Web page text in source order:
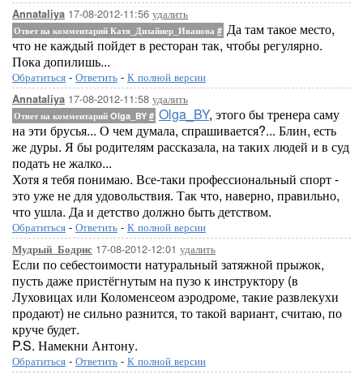
Annataliya 17-08-2012-11:56 удалить
Ответ на комментарий Катя_Дизайнер_Иванова # Да там такое место,
что не каждый пойдет в ресторан так, чтобы регулярно.
Пока допилишь...
Обратиться - Ответить - К полной версии
Annataliya 17-08-2012-11:58 удалить
Ответ на комментарий Olga_BY # Olga_BY, этого бы тренера саму
на эти брусья... О чем думала, спрашивается?... Блин, есть
же дуры. Я бы родителям рассказала, на таких людей и в суд
подать не жалко...
Хотя я тебя понимаю. Все-таки профессиональный спорт -
это уже не для удовольствия. Так что, наверно, правильно,
что ушла. Да и детство должно быть детством.
Обратиться - Ответить - К полной версии
Мудрый_Бодрис 17-08-2012-12:01 удалить
Если по себестоимости натуральный затяжной прыжок,
пусть даже пристёгнутым на пузо к инструктору (в
Луховицах или Коломенсеом аэродроме, такие развлекухи
продают) не сильно разнится, то такой вариант, считаю, по
круче будет.
P.S. Намекни Антону.
Обратиться - Ответить - К полной версии